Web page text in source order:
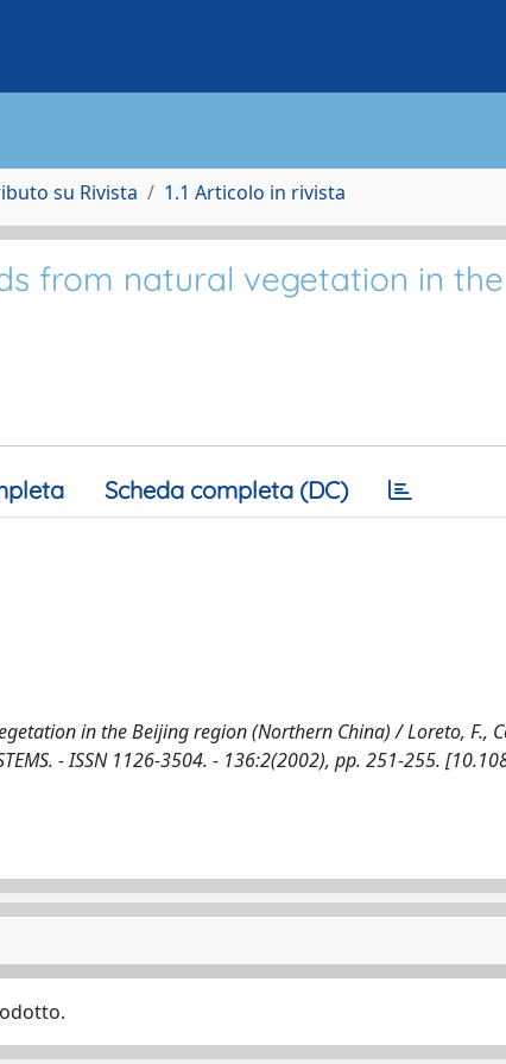
su Rivista 1.1 Articolo in rivista
from natural vegetation in
Scheda completa (DC)
in the Beijing region (Northern China) / Loreto, F.,
- ISSN 1126-3504. - 136:2(2002), pp. 251-255.